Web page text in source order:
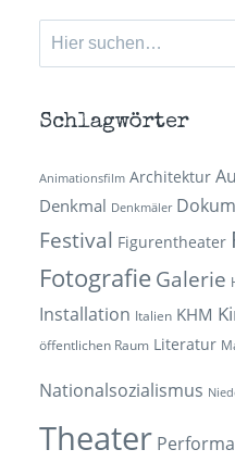
Suchen
nach:
Schlagwörter
Animationsfilm Architektur
Denkmal Denkmäler
Festival Figurentheater
Fotografie Galerie
Installation Italien KHM
öffentlichen Raum Literatur
Nationalsozialismus
Theater